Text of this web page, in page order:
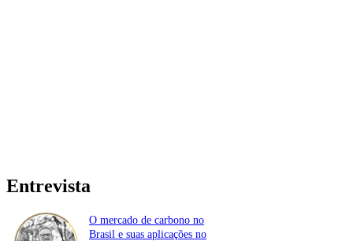
Entrevista
O mercado de carbono no
Brasil e suas aplicações no